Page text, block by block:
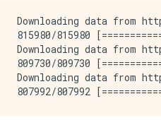
Downloading data from
815980/815980
Downloading data from
809730/809730
Downloading data from